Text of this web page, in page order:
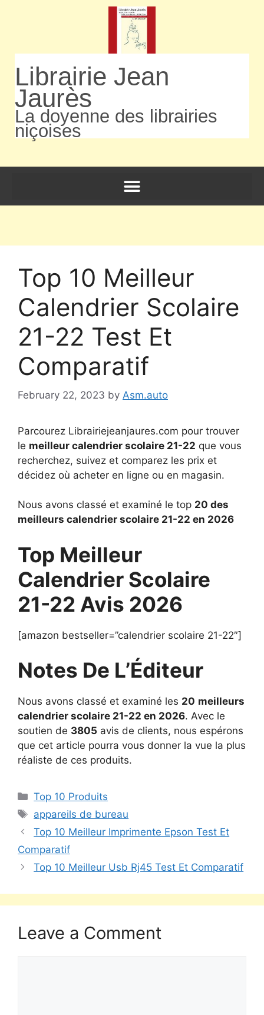
Librairie Jean
Jaurès
La doyenne des librairies
niçoises
Top 10 Meilleur
Calendrier Scolaire
21-22 Test Et
Comparatif
February 22, 2023 by Asm.auto
Parcourez Librairiejeanjaures.com pour trouver
le meilleur calendrier scolaire 21-22 que vous
recherchez, suivez et comparez les prix et
décidez où acheter en ligne ou en magasin.
Nous avons classé et examiné le top 20 des
meilleurs calendrier scolaire 21-22 en 2026
Top Meilleur
Calendrier Scolaire
21-22 Avis 2026
[amazon bestseller=”calendrier scolaire 21-22″]
Notes De L’Éditeur
Nous avons classé et examiné les 20 meilleurs
calendrier scolaire 21-22 en 2026. Avec le
soutien de 3805 avis de clients, nous espérons
que cet article pourra vous donner la vue la plus
réaliste de ces produits.
Top 10 Produits
appareils de bureau
Top 10 Meilleur Imprimente Epson Test Et
Comparatif
Top 10 Meilleur Usb Rj45 Test Et Comparatif
Leave a Comment